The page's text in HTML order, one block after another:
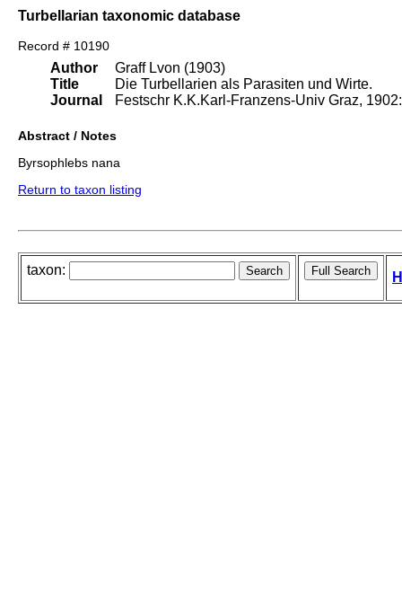
Turbellarian taxonomic database
Record # 10190
Author
Title
Journal
Graff Lvon (1903)
Die Turbellarien als Parasiten und Wirte.
Festschr K.K.Karl-Franzens-Univ Graz,
Abstract / Notes
Byrsophlebs nana
Return to taxon listing
taxon: